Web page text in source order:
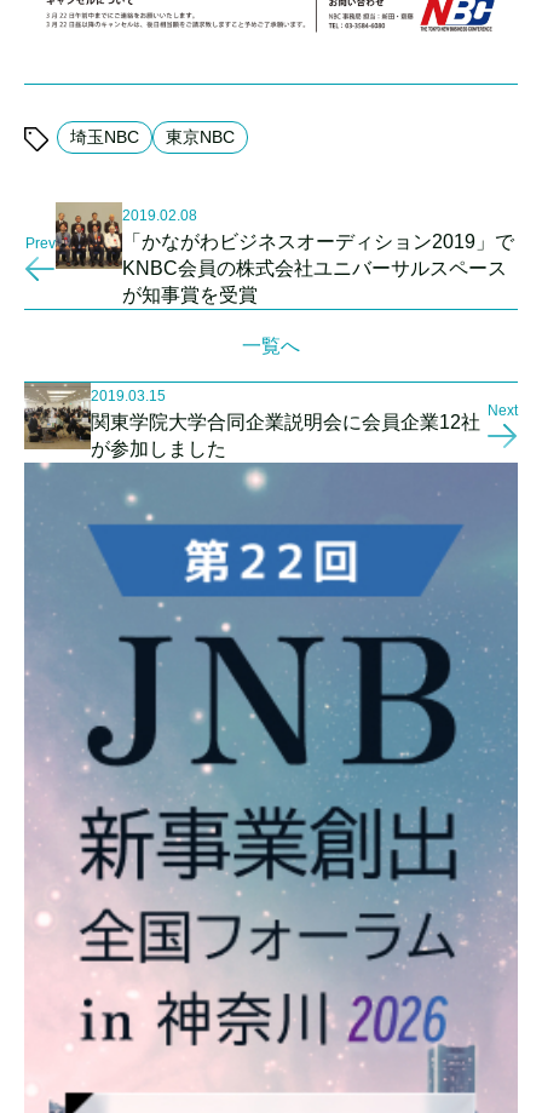
埼玉NBC 東京NBC
Prev
2019.02.08
「かながわビジネスオーディション2019」で
KNBC会員の株式会社ユニバーサルスペース
が知事賞を受賞
一覧へ
2019.03.15
関東学院大学合同企業説明会に会員企業12社
が参加しました
Next